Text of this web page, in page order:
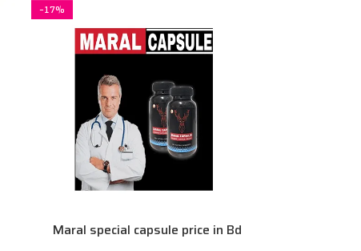
-17%
Maral special capsule price in Bd